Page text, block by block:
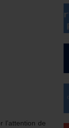
l’attention de